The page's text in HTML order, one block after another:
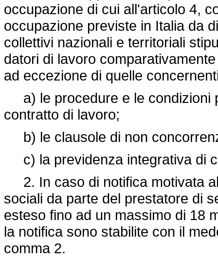
occupazione di cui all'articolo 4,
occupazione previste in Italia da
collettivi nazionali e territoriali
datori di lavoro
ad eccezione di quelle
a) le procedure e le condizioni
contratto di lavoro;
b) le clausole di non
c) la previdenza integrativa di
2. In caso di notifica motivata
sociali da parte del prestatore di
esteso fino ad un massimo di 18
la notifica sono stabilite con il
comma 2.